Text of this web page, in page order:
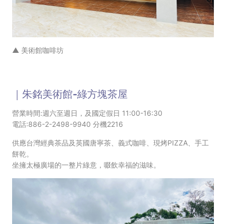
▲ 美術館咖啡坊
｜朱銘美術館-綠方塊茶屋
營業時間:週六至週日，及國定假日 11:00-16:30
電話:886-2-2498-9940 分機2216
供應台灣經典茶品及英國唐寧茶、義式咖啡、現烤PIZZA、手工
餅乾。
坐擁太極廣場的一整片綠意，啜飲幸福的滋味。